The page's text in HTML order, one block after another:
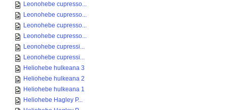
Leonohebe cupresso...
Leonohebe cupresso...
Leonohebe cupresso...
Leonohebe cupresso...
Leonohebe cupressi...
Leonohebe cupressi...
Heliohebe hulkeana 3
Heliohebe hulkeana 2
Heliohebe hulkeana 1
Heliohebe Hagley P...